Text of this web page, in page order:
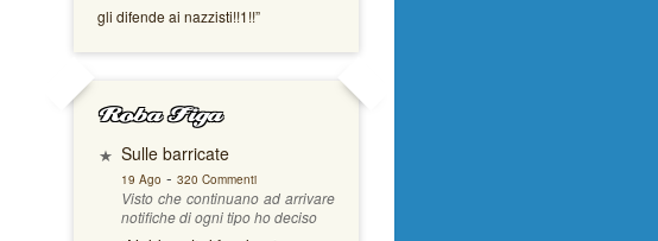
gli difende ai nazzisti!!1!!”
Roba Figa
Sulle barricate
19 Ago - 320 Commenti
Visto che continuano ad arrivare
notifiche di ogni tipo ho deciso